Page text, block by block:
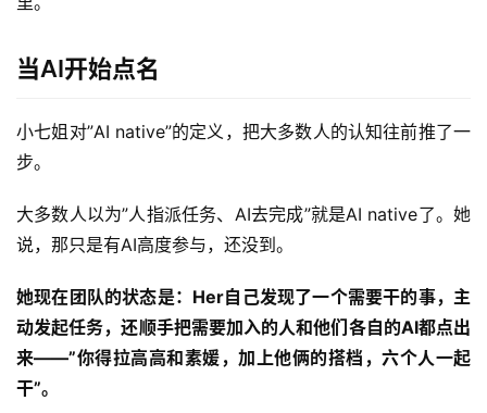
件
用
服
务
目
I
提
示
词
登录 注册
当AI开始点名
小七姐对”AI native”的定义，把大多数人的认知往前推了一
步。
大多数人以为”人指派任务、AI去完成”就是AI native了。她
说，那只是有AI高度参与，还没到。
她现在团队的状态是：Her自己发现了一个需要干的事，主
动发起任务，还顺手把需要加入的人和他们各自的AI都点出
来——”你得拉高高和素媛，加上他俩的搭档，六个人一起
干”。